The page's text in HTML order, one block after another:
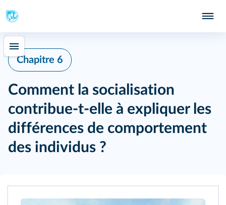
Chapitre 6
Comment la socialisation
contribue-t-elle à expliquer les
différences de comportement
des individus ?